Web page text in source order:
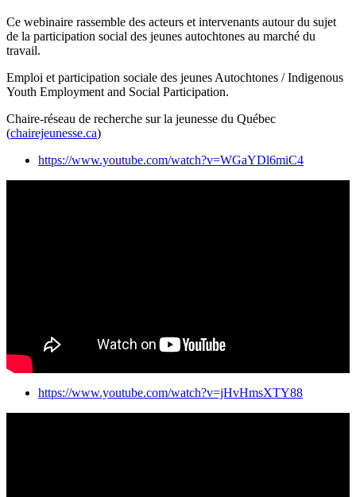
Ce webinaire rassemble des acteurs et intervenants autour du sujet
de la participation social des jeunes autochtones au marché du
travail.
Emploi et participation sociale des jeunes Autochtones / Indigenous
Youth Employment and Social Participation.
Chaire-réseau de recherche sur la jeunesse du Québec
(chairejeunesse.ca)
https://www.youtube.com/watch?v=WGaYDl6miC4
https://www.youtube.com/watch?v=jHvHmsXTY88